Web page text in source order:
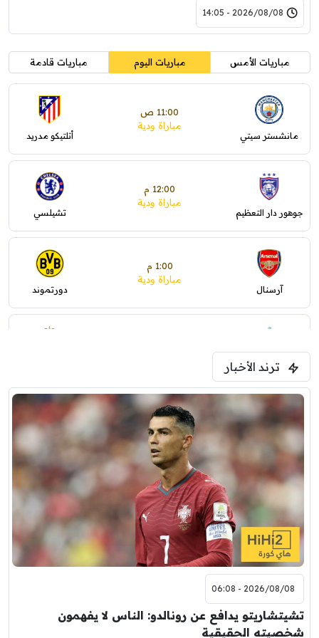
2026/08/08 - 14:05
مباريات الأمس مباريات اليوم مباريات قادمة
مانشستر سيتي
11:00 ص
مباراة ودية
أتلتيكو مدريد
جوهور دار التعظيم
12:00 م
مباراة ودية
تشيلسي
آرسنال
1:00 م
مباراة ودية
دورتموند
ليفربول
ترند الأخبار
2026/08/08 - 06:08
تشيتشاريتو يدافع عن رونالدو: الناس لا يفهمون
شخصيته الحقيقية